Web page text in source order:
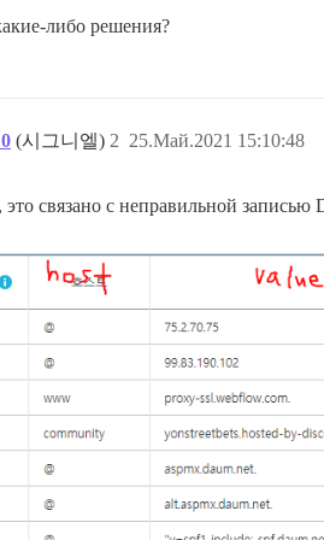
либо решения?
(시그니엘) 25.Май.2021 15:10:48
2
связано с неправильной записью